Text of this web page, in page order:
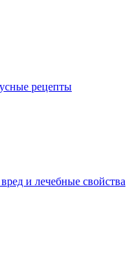
рецепты
и лечебные свойства